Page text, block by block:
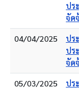
ปร
จัด
04/04/2025
ปร
ปร
จัด
05/03/2025
ปร